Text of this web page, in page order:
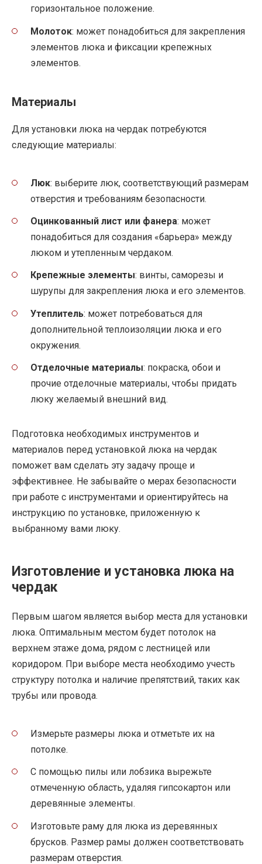
горизонтальное положение.
Молоток: может понадобиться для закрепления
элементов люка и фиксации крепежных
элементов.
Материалы
Для установки люка на чердак потребуются
следующие материалы:
Люк: выберите люк, соответствующий размерам
отверстия и требованиям безопасности.
Оцинкованный лист или фанера: может
понадобиться для создания «барьера» между
люком и утепленным чердаком.
Крепежные элементы: винты, саморезы и
шурупы для закрепления люка и его элементов.
Утеплитель: может потребоваться для
дополнительной теплоизоляции люка и его
окружения.
Отделочные материалы: покраска, обои и
прочие отделочные материалы, чтобы придать
люку желаемый внешний вид.
Подготовка необходимых инструментов и
материалов перед установкой люка на чердак
поможет вам сделать эту задачу проще и
эффективнее. Не забывайте о мерах безопасности
при работе с инструментами и ориентируйтесь на
инструкцию по установке, приложенную к
выбранному вами люку.
Изготовление и установка люка на
чердак
Первым шагом является выбор места для установки
люка. Оптимальным местом будет потолок на
верхнем этаже дома, рядом с лестницей или
коридором. При выборе места необходимо учесть
структуру потолка и наличие препятствий, таких как
трубы или провода.
Измерьте размеры люка и отметьте их на
потолке.
С помощью пилы или лобзика вырежьте
отмеченную область, удаляя гипсокартон или
деревянные элементы.
Изготовьте раму для люка из деревянных
брусков. Размер рамы должен соответствовать
размерам отверстия.